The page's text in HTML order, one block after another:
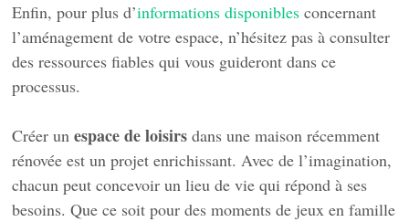
Enfin, pour plus d’informations disponibles concernant
l’aménagement de votre espace, n’hésitez pas à consulter
des ressources fiables qui vous guideront dans ce
processus.
Créer unespace de loisirs dans une maison récemment
rénovée est un projet enrichissant. Avec de l’imagination,
chacun peut concevoir un lieu de vie qui répond à ses
besoins. Que ce soit pour des moments de jeux en famille